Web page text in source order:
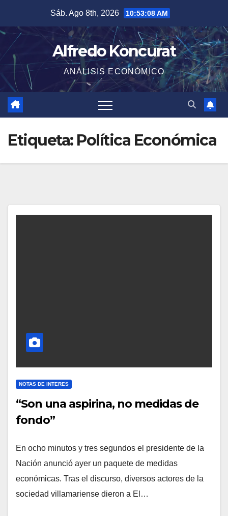
contenido
Sáb. Ago 8th, 2026 10:53:08 AM
Alfredo Koncurat
ANÁLISIS ECONÓMICO
Etiqueta: Política Económica
NOTAS DE INTERES
“Son una aspirina, no medidas de
fondo”
En ocho minutos y tres segundos el presidente de la
Nación anunció ayer un paquete de medidas
económicas. Tras el discurso, diversos actores de la
sociedad villamariense dieron a El…